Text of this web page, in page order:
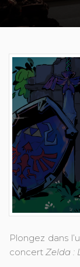
Plongez dans
concert Zelda :